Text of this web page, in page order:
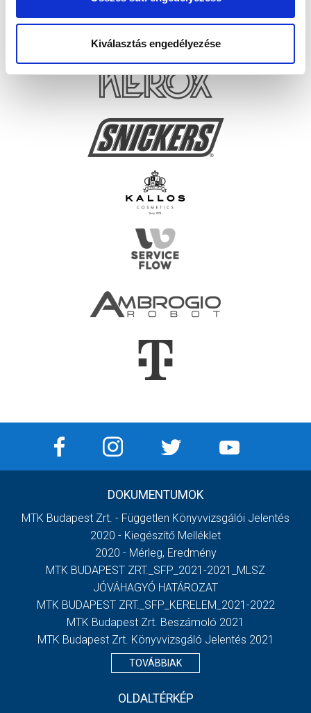
Kiválasztás engedélyezése
DOKUMENTUMOK
MTK Budapest Zrt. - Független Könyvvizsgálói Jelentés
2020 - Kiegészítő Melléklet
2020 - Mérleg, Eredmény
MTK BUDAPEST ZRT._SFP_2021-2021_MLSZ
JÓVÁHAGYÓ HATÁROZAT
MTK BUDAPEST ZRT._SFP_KERELEM_2021-2022
MTK Budapest Zrt. Beszámoló 2021
MTK Budapest Zrt. Könyvvizsgáló Jelentés 2021
TOVÁBBIAK
OLDALTÉRKÉP